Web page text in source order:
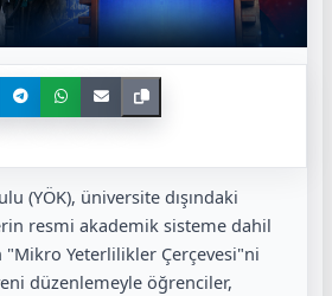
(YÖK), üniversite dışındaki
resmi akademik sisteme dahil
Yeterlilikler Çerçevesi"ni
düzenlemeyle öğrenciler,